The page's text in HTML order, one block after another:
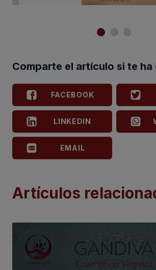
Comparte el artículo si te
FACEBOOK
LINKEDIN
EMAIL
Artículos